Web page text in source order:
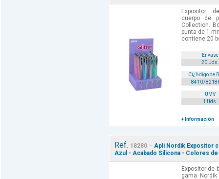
Expositor
cuerpo de
Collection.
punta de 1
contiene 20
Envase
20 Uds.
Cï¿½digo de
UMV
1 Uds.
+ Información
Ref. 18280- Apli Nordik Expositor
Azul - Acabado Silicona - Colores
Expositor de
gama